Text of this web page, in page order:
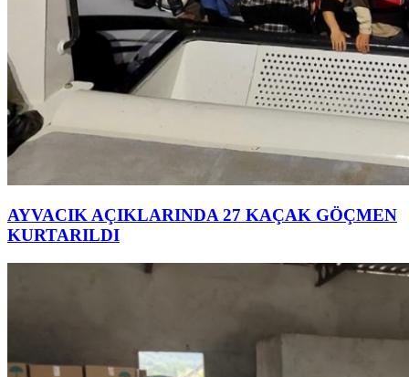
AYVACIK AÇIKLARINDA 27 KAÇAK GÖÇMEN
KURTARILDI